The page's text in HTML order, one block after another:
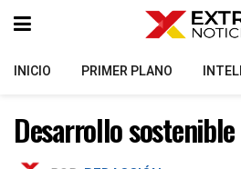
INICIO PRIMER PLANO
Desarrollo